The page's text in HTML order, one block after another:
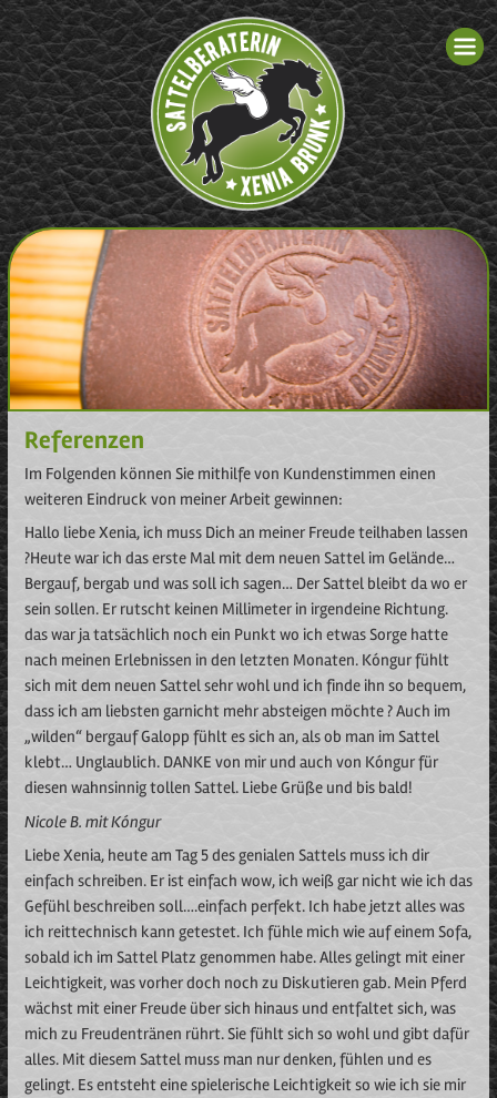
Referenzen
Im Folgenden können Sie mithilfe von Kundenstimmen einen
weiteren Eindruck von meiner Arbeit gewinnen:
Hallo liebe Xenia, ich muss Dich an meiner Freude teilhaben lassen
?Heute war ich das erste Mal mit dem neuen Sattel im Gelände…
Bergauf, bergab und was soll ich sagen… Der Sattel bleibt da wo er
sein sollen. Er rutscht keinen Millimeter in irgendeine Richtung.
das war ja tatsächlich noch ein Punkt wo ich etwas Sorge hatte
nach meinen Erlebnissen in den letzten Monaten. Kóngur fühlt
sich mit dem neuen Sattel sehr wohl und ich finde ihn so bequem,
dass ich am liebsten garnicht mehr absteigen möchte ? Auch im
„wilden“ bergauf Galopp fühlt es sich an, als ob man im Sattel
klebt… Unglaublich. DANKE von mir und auch von Kóngur für
diesen wahnsinnig tollen Sattel. Liebe Grüße und bis bald!
Nicole B. mit Kóngur
Liebe Xenia, heute am Tag 5 des genialen Sattels muss ich dir
einfach schreiben. Er ist einfach wow, ich weiß gar nicht wie ich das
Gefühl beschreiben soll….einfach perfekt. Ich habe jetzt alles was
ich reittechnisch kann getestet. Ich fühle mich wie auf einem Sofa,
sobald ich im Sattel Platz genommen habe. Alles gelingt mit einer
Leichtigkeit, was vorher doch noch zu Diskutieren gab. Mein Pferd
wächst mit einer Freude über sich hinaus und entfaltet sich, was
mich zu Freudentränen rührt. Sie fühlt sich so wohl und gibt dafür
alles. Mit diesem Sattel muss man nur denken, fühlen und es
gelingt. Es entsteht eine spielerische Leichtigkeit so wie ich sie mir